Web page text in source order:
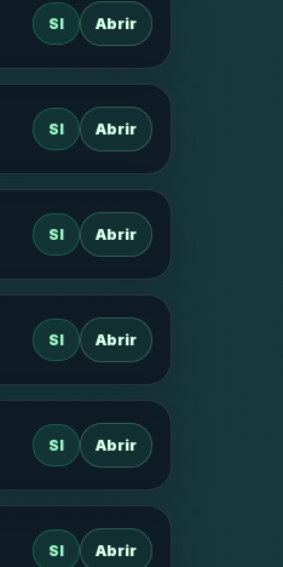
SI Abrir
SI Abrir
SI Abrir
SI Abrir
SI Abrir
SI Abrir